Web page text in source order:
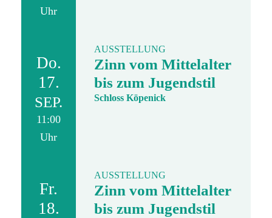
Uhr
Do.
17.
SEP.
11:00
Uhr
AUSSTELLUNG
Zinn vom Mittelalter
bis zum Jugendstil
Schloss Köpenick
Fr.
18.
AUSSTELLUNG
Zinn vom Mittelalter
bis zum Jugendstil